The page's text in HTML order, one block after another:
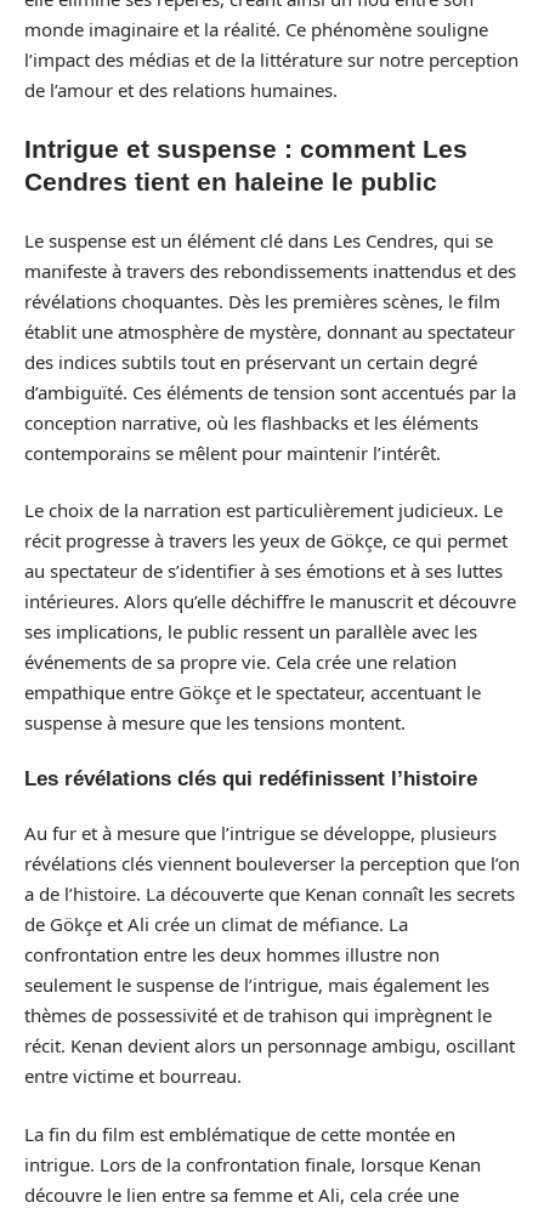
monde imaginaire et la réalité. Ce phénomène souligne
l’impact des médias et de la littérature sur notre perception
de l’amour et des relations humaines.
Intrigue et suspense : comment Les
Cendres tient en haleine le public
Le suspense est un élément clé dans Les Cendres, qui se
manifeste à travers des rebondissements inattendus et des
révélations choquantes. Dès les premières scènes, le film
établit une atmosphère de mystère, donnant au spectateur
des indices subtils tout en préservant un certain degré
d’ambiguïté. Ces éléments de tension sont accentués par la
conception narrative, où les flashbacks et les éléments
contemporains se mêlent pour maintenir l’intérêt.
Le choix de la narration est particulièrement judicieux. Le
récit progresse à travers les yeux de Gökçe, ce qui permet
au spectateur de s’identifier à ses émotions et à ses luttes
intérieures. Alors qu’elle déchiffre le manuscrit et découvre
ses implications, le public ressent un parallèle avec les
événements de sa propre vie. Cela crée une relation
empathique entre Gökçe et le spectateur, accentuant le
suspense à mesure que les tensions montent.
Les révélations clés qui redéfinissent l’histoire
Au fur et à mesure que l’intrigue se développe, plusieurs
révélations clés viennent bouleverser la perception que l’on
a de l’histoire. La découverte que Kenan connaît les secrets
de Gökçe et Ali crée un climat de méfiance. La
confrontation entre les deux hommes illustre non
seulement le suspense de l’intrigue, mais également les
thèmes de possessivité et de trahison qui imprègnent le
récit. Kenan devient alors un personnage ambigu, oscillant
entre victime et bourreau.
La fin du film est emblématique de cette montée en
intrigue. Lors de la confrontation finale, lorsque Kenan
découvre le lien entre sa femme et Ali, cela crée une